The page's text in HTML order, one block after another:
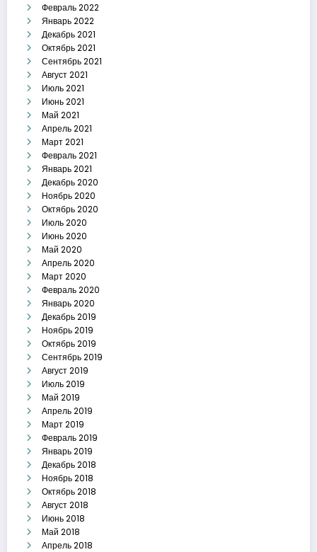
Февраль 2022
Январь 2022
Декабрь 2021
Октябрь 2021
Сентябрь 2021
Август 2021
Июль 2021
Июнь 2021
Май 2021
Апрель 2021
Март 2021
Февраль 2021
Январь 2021
Декабрь 2020
Ноябрь 2020
Октябрь 2020
Июль 2020
Июнь 2020
Май 2020
Апрель 2020
Март 2020
Февраль 2020
Январь 2020
Декабрь 2019
Ноябрь 2019
Октябрь 2019
Сентябрь 2019
Август 2019
Июль 2019
Май 2019
Апрель 2019
Март 2019
Февраль 2019
Январь 2019
Декабрь 2018
Ноябрь 2018
Октябрь 2018
Август 2018
Июнь 2018
Май 2018
Апрель 2018